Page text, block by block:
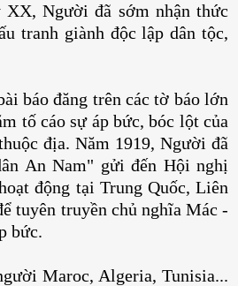
XX, Người đã sớm nhận thức
tranh giành độc lập dân tộc,
báo đăng trên các tờ báo lớn
tố cáo sự áp bức, bóc lột của
địa. Năm 1919, Người đã
An Nam" gửi đến Hội nghị
động tại Trung Quốc, Liên
tuyên truyền chủ nghĩa Mác -
bức.
Maroc, Algeria, Tunisia...